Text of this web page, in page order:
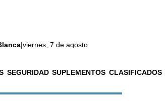
|viernes, 7 de agosto
SEGURIDAD SUPLEMENTOS CLASIFICADOS